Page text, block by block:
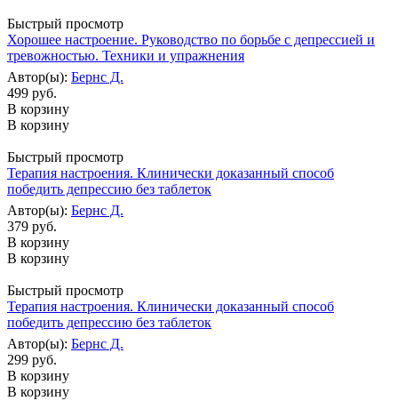
Быстрый просмотр
Хорошее настроение. Руководство по борьбе с депрессией и
тревожностью. Техники и упражнения
Автор(ы): Бернс Д.
499 руб.
В корзину
В корзину
Быстрый просмотр
Терапия настроения. Клинически доказанный способ
победить депрессию без таблеток
Автор(ы): Бернс Д.
379 руб.
В корзину
В корзину
Быстрый просмотр
Терапия настроения. Клинически доказанный способ
победить депрессию без таблеток
Автор(ы): Бернс Д.
299 руб.
В корзину
В корзину